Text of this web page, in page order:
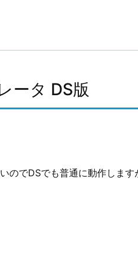
ータ DS版
のでDSでも普通に動作しま